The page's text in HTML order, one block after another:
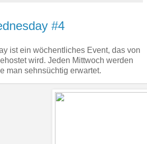
#4
ist ein wöchentliches Event, das von
wird. Jeden Mittwoch werden
man sehnsüchtig erwartet.